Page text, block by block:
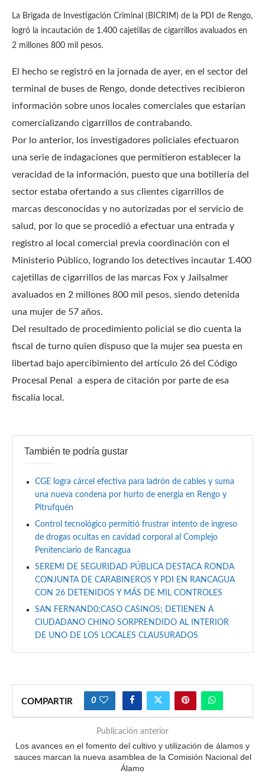
La Brigada de Investigación Criminal (BICRIM) de la PDI de Rengo,
logró la incautación de 1.400 cajetillas de cigarrillos avaluados en
2 millones 800 mil pesos.
El hecho se registró en la jornada de ayer, en el sector del
terminal de buses de Rengo, donde detectives recibieron
información sobre unos locales comerciales que estarían
comercializando cigarrillos de contrabando.
Por lo anterior, los investigadores policiales efectuaron
una serie de indagaciones que permitieron establecer la
veracidad de la información, puesto que una botillería del
sector estaba ofertando a sus clientes cigarrillos de
marcas desconocidas y no autorizadas por el servicio de
salud, por lo que se procedió a efectuar una entrada y
registro al local comercial previa coordinación con el
Ministerio Público, logrando los detectives incautar 1.400
cajetillas de cigarrillos de las marcas Fox y Jailsalmer
avaluados en 2 millones 800 mil pesos, siendo detenida
una mujer de 57 años.
Del resultado de procedimiento policial se dio cuenta la
fiscal de turno quien dispuso que la mujer sea puesta en
libertad bajo apercibimiento del artículo 26 del Código
Procesal Penal a espera de citación por parte de esa
fiscalía local.
También te podría gustar
CGE logra cárcel efectiva para ladrón de cables y suma
una nueva condena por hurto de energía en Rengo y
Pitrufquén
Control tecnológico permitió frustrar intento de ingreso
de drogas ocultas en cavidad corporal al Complejo
Penitenciario de Rancagua
SEREMI DE SEGURIDAD PÚBLICA DESTACA RONDA
CONJUNTA DE CARABINEROS Y PDI EN RANCAGUA
CON 26 DETENIDOS Y MÁS DE MIL CONTROLES
SAN FERNAND0:CASO CASINOS; DETIENEN A
CIUDADANO CHINO SORPRENDIDO AL INTERIOR
DE UNO DE LOS LOCALES CLAUSURADOS
COMPARTIR 0
Publicación anterior
Los avances en el fomento del cultivo y utilización de álamos y
sauces marcan la nueva asamblea de la Comisión Nacional del
Álamo